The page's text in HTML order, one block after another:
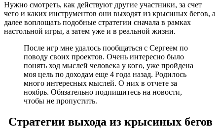
Нужно смотреть, как действуют другие участники, за счет
чего и каких инструментов они выходят из крысиных бегов, а
далее воплощать подобные стратегии сначала в рамках
настольной игры, а затем уже и в реальной жизни.
После игр мне удалось пообщаться с Сергеем по
поводу своих проектов. Очень интересно было
понять ход мыслей человека у кого, уже пройдена
моя цель по доходам еще 4 года назад. Родилось
много интересных мыслей. О них в отчете за
ноябрь. Обязательно подпишитесь на новости,
чтобы не пропустить.
Стратегии выхода из крысиных бегов